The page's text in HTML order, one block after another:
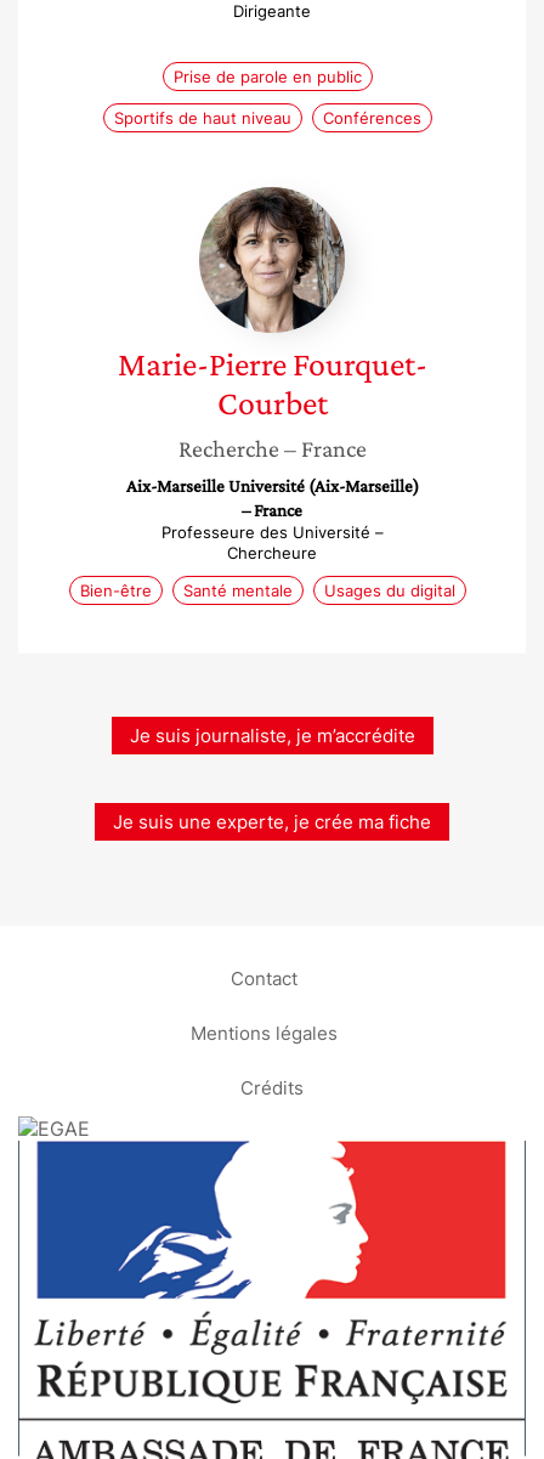
Dirigeante
Prise de parole en public
Sportifs de haut niveau Conférences
Marie-
Pierre
Fourquet-
Courbet
Marie-Pierre Fourquet-
Courbet
Recherche – France
Aix-Marseille Université (Aix-Marseille)
– France
Professeure des Université –
Chercheure
Bien-être
Santé mentale Usages du digital
Je suis journaliste, je m’accrédite
Je suis une experte, je crée ma fiche
Contact
Mentions légales
Crédits